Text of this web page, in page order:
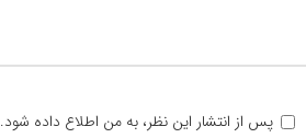
پس از انتشار این نظر، به من اطلاع داده شود.